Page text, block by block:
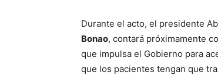
Durante el acto, el presidente
Bonao, contará próximamente
que impulsa el Gobierno para
que los pacientes tengan que